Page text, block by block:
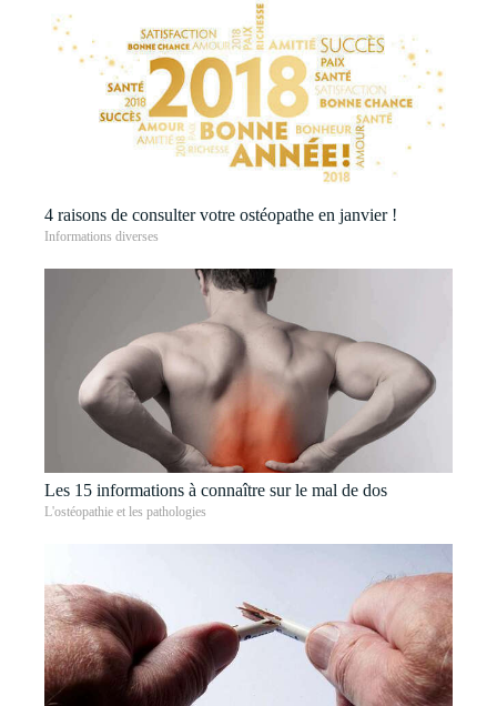
4 raisons de consulter votre ostéopathe en janvier !
Informations diverses
Les 15 informations à connaître sur le mal de dos
L'ostéopathie et les pathologies